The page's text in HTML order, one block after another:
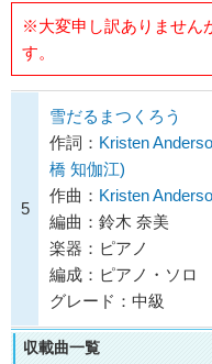
※大変申し訳ありません
す。
5
雪だるまつくろう
作詞： Kristen
橋 知伽江)
作曲： Kristen
編曲：鈴木 奈美
楽器：ピアノ
編成：ピアノ・ソロ
グレード：中級
収載曲一覧